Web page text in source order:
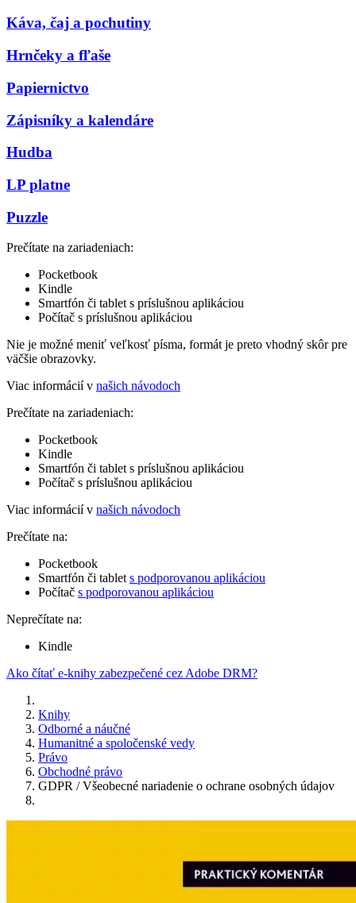
Káva, čaj a pochutiny
Hrnčeky a fľaše
Papiernictvo
Zápisníky a kalendáre
Hudba
LP platne
Puzzle
Prečítate na zariadeniach:
Pocketbook
Kindle
Smartfón či tablet s príslušnou aplikáciou
Počítač s príslušnou aplikáciou
Nie je možné meniť veľkosť písma, formát je preto vhodný skôr pre
väčšie obrazovky.
Viac informácií v našich návodoch
Prečítate na zariadeniach:
Pocketbook
Kindle
Smartfón či tablet s príslušnou aplikáciou
Počítač s príslušnou aplikáciou
Viac informácií v našich návodoch
Prečítate na:
Pocketbook
Smartfón či tablet s podporovanou aplikáciou
Počítač s podporovanou aplikáciou
Neprečítate na:
Kindle
Ako čítať e-knihy zabezpečené cez Adobe DRM?
Knihy
Odborné a náučné
Humanitné a spoločenské vedy
Právo
Obchodné právo
GDPR / Všeobecné nariadenie o ochrane osobných údajov